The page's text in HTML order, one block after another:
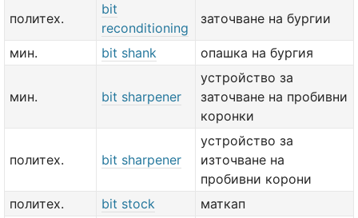
политех.
bit
reconditioning
заточване на бургии
мин. bit shank опашка на бургия
мин. bit sharpener
устройство за
заточване на пробивни
коронки
политех. bit sharpener
устройство за
източване на
пробивни корони
политех.
bit stock
маткап